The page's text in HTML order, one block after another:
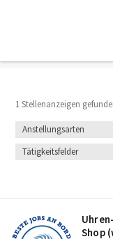
1 Stellenanzeigen
Anstellungsarten
Tätigkeitsfelder
Shop